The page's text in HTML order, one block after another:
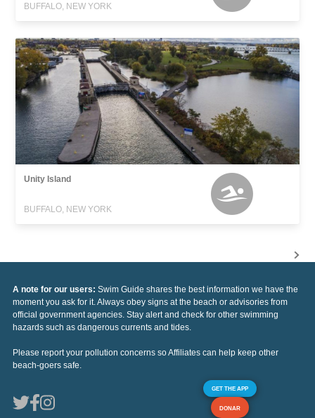
BUFFALO, NEW YORK
Unity Island
BUFFALO, NEW YORK
A note for our users: Swim Guide shares the best information we have the
moment you ask for it. Always obey signs at the beach or advisories from
official government agencies. Stay alert and check for other swimming
hazards such as dangerous currents and tides.
Please report your pollution concerns so Affiliates can help keep other
beach-goers safe.
GET THE APP
DONAR